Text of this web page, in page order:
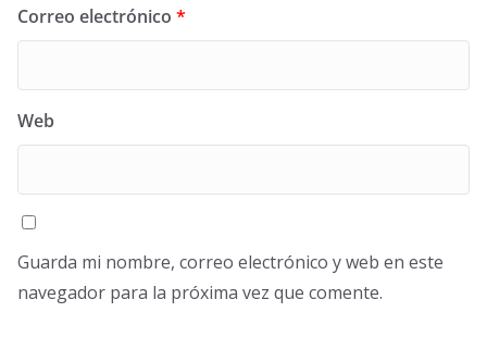
Correo electrónico *
Web
Guarda mi nombre, correo electrónico y web en este
navegador para la próxima vez que comente.